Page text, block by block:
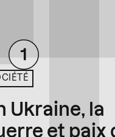
Ukraine, la
et paix